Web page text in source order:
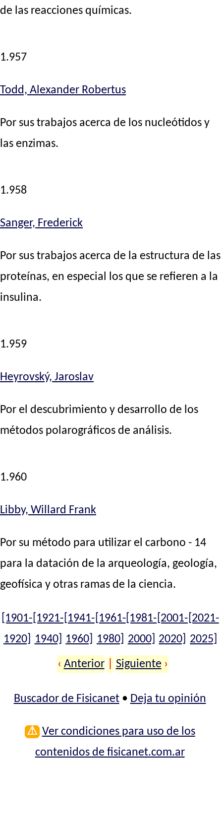
de las reacciones químicas.
1.957
Todd, Alexander Robertus
Por sus trabajos acerca de los nucleótidos y
las enzimas.
1.958
Sanger, Frederick
Por sus trabajos acerca de la estructura de las
proteínas, en especial los que se refieren a la
insulina.
1.959
Heyrovský, Jaroslav
Por el descubrimiento y desarrollo de los
métodos polarográficos de análisis.
1.960
Libby, Willard Frank
Por su método para utilizar el carbono - 14
para la datación de la arqueología, geología,
geofísica y otras ramas de la ciencia.
[1901-
1920]
[1921-
1940]
[1941-
1960]
[1961-
1980]
[1981-
2000]
[2001-
2020]
[2021-
2025]
‹ Anterior Siguiente ›
Buscador de Fisicanet• Deja tu opinión
⚠ Ver condiciones para uso de los
contenidos de fisicanet.com.ar